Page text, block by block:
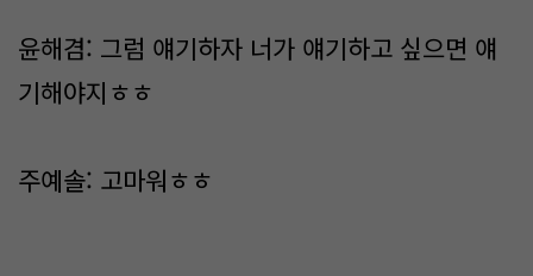
윤해겸: 그럼 얘기하자 너가 얘기하고 싶으면 얘
기해야지ㅎㅎ
주예솔: 고마워ㅎㅎ